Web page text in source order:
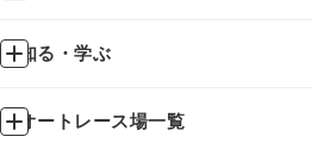
知る・学ぶ
オートレース場一覧